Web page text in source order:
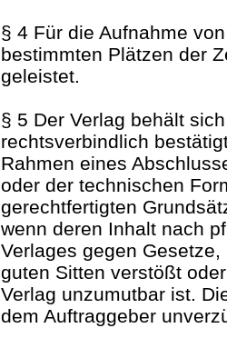
§ 4 Für die Aufnahme
bestimmten Plätzen der
geleistet.
§ 5 Der Verlag behält
rechtsverbindlich
Rahmen eines
oder der technischen
gerechtfertigten
wenn deren Inhalt nach
Verlages gegen
guten Sitten verstößt
Verlag unzumutbar ist.
dem Auftraggeber